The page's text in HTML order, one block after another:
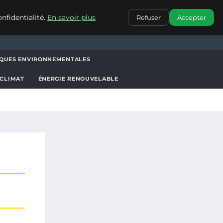
CONTACT
ENVIRONNEMENTALES
ÉNERGIE RENOUVELABLE
En savoir plus Refuser Accepter